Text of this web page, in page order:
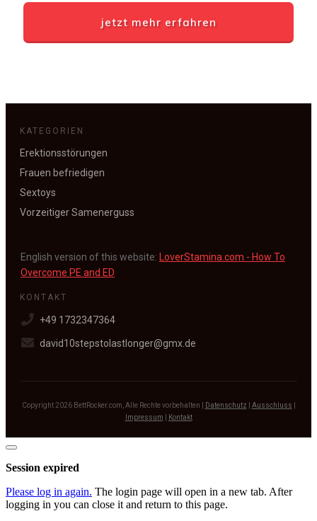
jetzt mehr erfahren
KATEGORIEN
Erektionsstörungen
Frauen befriedigen
Sextoys
Vorzeitiger Samenerguss
English version of this website: LoverStamina.com - How To
Overcome PE and ED
KONTAKT
+49 1732347364
david10stepstolastlonger@gmx.de
Copyright 2026 BettRocker.com , Alle Rechte vorbehalten | Datenschutz Ausschluss
Impressum
Kontakt
Close
dialog
Session expired
Please log in again. The login page will open in a new tab. After
logging in you can close it and return to this page.